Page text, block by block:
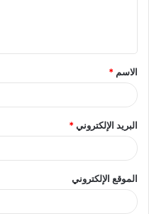
الاسم *
البريد الإلكتروني*
الموقع الإلكتروني